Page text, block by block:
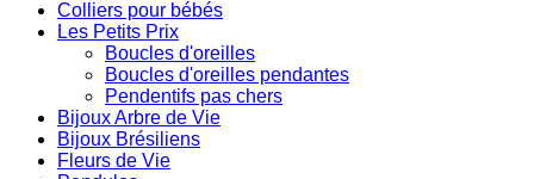
Colliers pour bébés
Les Petits Prix
Boucles d'oreilles
Boucles d'oreilles pendantes
Pendentifs pas chers
Bijoux Arbre de Vie
Bijoux Brésiliens
Fleurs de Vie